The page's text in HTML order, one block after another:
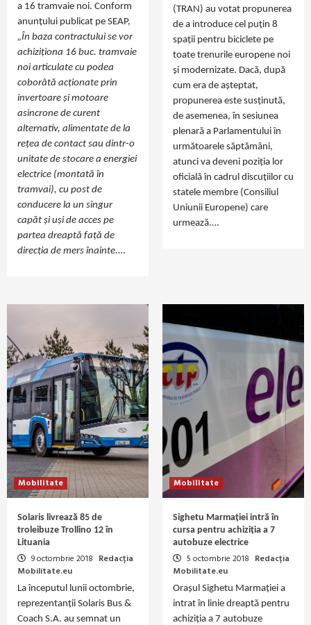
a 16 tramvaie noi. Conform
anunțului publicat pe SEAP,
„În baza contractului se vor
achiziționa 16 buc. tramvaie
noi articulate cu podea
coborâtă acționate prin
invertoare și motoare
asincrone de curent
alternativ, alimentate de la
rețea de contact sau dintr-o
unitate de stocare a energiei
electrice (montată în
tramvai), cu post de
conducere la un singur
capăt și uși de acces pe
partea dreaptă față de
direcția de mers înainte.…
(TRAN) au votat propunerea
de a introduce cel puțin 8
spații pentru biciclete pe
toate trenurile europene noi
și modernizate. Dacă, după
cum era de așteptat,
propunerea este susținută,
de asemenea, în sesiunea
plenară a Parlamentului în
următoarele săptămâni,
atunci va deveni poziția lor
oficială în cadrul discuțiilor cu
statele membre (Consiliul
Uniunii Europene) care
urmează.…
Mobilitate
Solaris livrează 85 de
troleibuze Trollino 12 în
Lituania
9 octombrie 2018 Redacția
Mobilitate.eu
La începutul lunii octombrie,
reprezentanții Solaris Bus &
Coach S.A. au semnat un
Mobilitate
Sighetu Marmației intră în
cursa pentru achiziția a 7
autobuze electrice
5 octombrie 2018 Redacția
Mobilitate.eu
Orașul Sighetu Marmației a
intrat în linie dreaptă pentru
achiziția a 7 autobuze